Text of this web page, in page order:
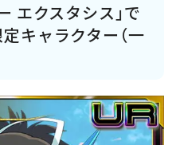
エクスタシス」で
キャラクター（一